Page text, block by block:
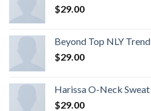
$29.00
Beyond Top NLY Trend
$29.00
Harissa O-Neck Sweat
$29.00